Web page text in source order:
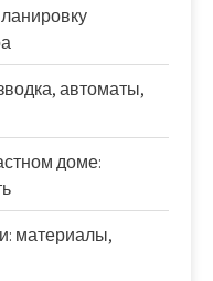
автоматы,
доме:
материалы,